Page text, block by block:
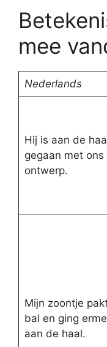
mee
Nederlands
Hij is aan de
gegaan met ons
ontwerp.
Mijn zoontje
bal en ging
aan de haal.